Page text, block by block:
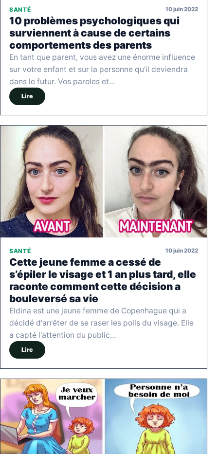
SANTÉ 10 juin 2022
10 problèmes psychologiques qui
surviennent à cause de certains
comportements des parents
En tant que parent, vous avez une énorme influence
sur votre enfant et sur la personne qu'il deviendra
dans le futur. Vos paroles et…
Lire
SANTÉ 10 juin 2022
Cette jeune femme a cessé de
s’épiler le visage et 1 an plus tard, elle
raconte comment cette décision a
bouleversé sa vie
Eldina est une jeune femme de Copenhague qui a
décidé d'arrêter de se raser les poils du visage. Elle
a capté l'attention du public…
Lire